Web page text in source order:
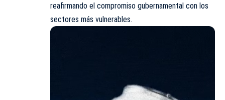
reafirmando el compromiso gubernamental con los
sectores más vulnerables.